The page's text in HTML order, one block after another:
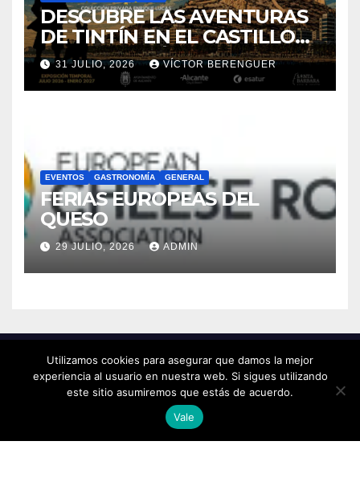
DESCUBRE LAS AVENTURAS
DE TINTÍN EN EL CASTILLO
DE SANTA BÁRBARA DE
ALICANTE
31 JULIO, 2026 VÍCTOR BERENGUER
EVENTOS GASTRONOMÍA GENERAL
FERIAS EUROPEAS DEL
QUESO
29 JULIO, 2026 ADMIN
Utilizamos cookies para asegurar que damos la mejor
experiencia al usuario en nuestra web. Si sigues utilizando
este sitio asumiremos que estás de acuerdo.
Vale